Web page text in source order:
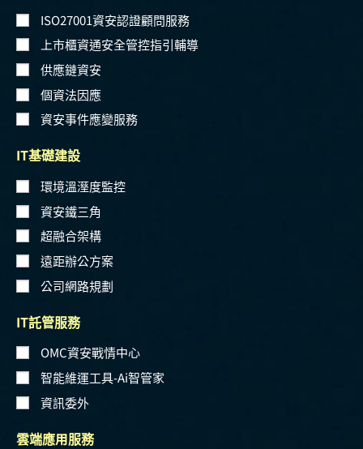
ISO27001資安認證顧問服務
上市櫃資通安全管控指引輔導
供應鏈資安
個資法因應
資安事件應變服務
IT基礎建設
環境溫溼度監控
資安鐵三角
超融合架構
遠距辦公方案
公司網路規劃
IT託管服務
OMC資安戰情中心
智能維運工具-Ai智管家
資訊委外
雲端應用服務